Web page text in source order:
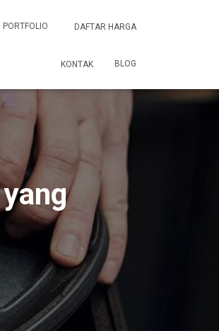
PORTFOLIO DAFTAR HARGA
KONTAK BLOG